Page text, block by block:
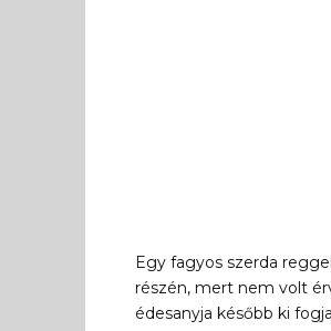
Egy fagyos szerda
részén, mert nem volt
édesanyja később ki